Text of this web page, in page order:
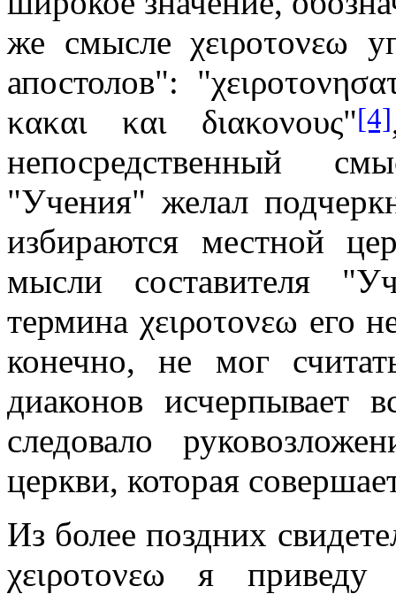
же смысле χειροτονεω у
апостолов": "χ
κακαι και διακονους"[4]
непосредственный
"Учения" желал
избираются местной
мысли составителя
термина χειροτονεω его
конечно, не мог
диаконов исчерпывает
следовало
церкви, которая
Из более поздних
χειροτονεω я приведу